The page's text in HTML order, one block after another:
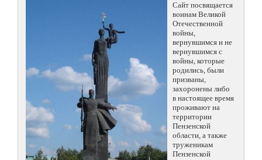
Сайт посвящается
воинам Великой
Отечественной
войны,
вернувшимся и не
вернувшимся с
войны, которые
родились, были
призваны,
захоронены либо
в настоящее время
проживают на
территории
Пензенской
области, а также
труженикам
Пензенской